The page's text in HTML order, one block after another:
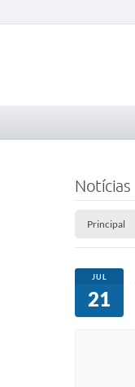
Notícias
Principal
JUL
21